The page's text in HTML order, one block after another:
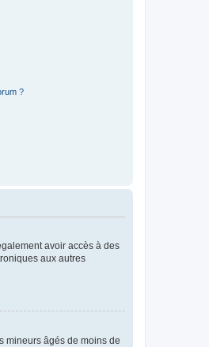
?
avoir accès à des
aux autres
mineurs âgés de moins de